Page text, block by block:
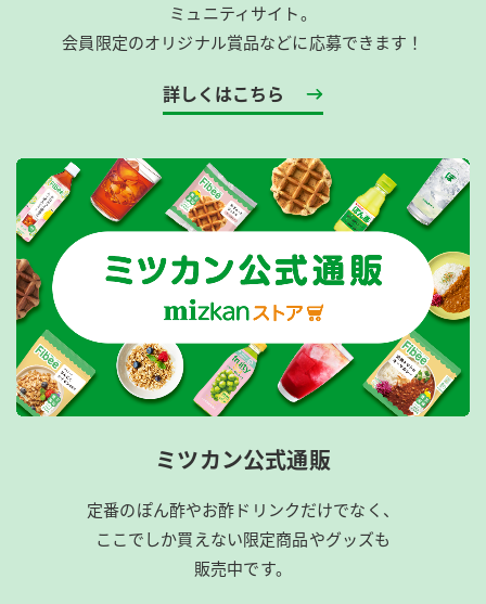
ミュニティサイト。
会員限定のオリジナル賞品などに応募できます！
詳しくはこちら
ミツカン公式通販
定番のぽん酢やお酢ドリンクだけでなく、
ここでしか買えない限定商品やグッズも
販売中です。